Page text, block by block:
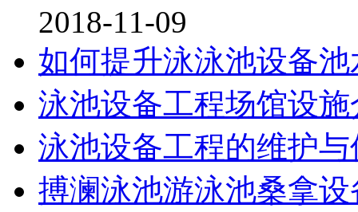
2018-11-09
如何提升泳泳池设备
泳池设备工程场馆设施
泳池设备工程的维护与
搏澜泳池游泳池桑拿